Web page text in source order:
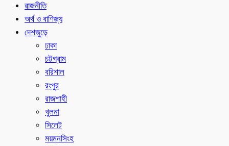
রাজনীতি
অর্থ ও বাণিজ্য
দেশজুড়ে
ঢাকা
চট্টগ্রাম
বরিশাল
রংপুর
রাজশাহী
খুলনা
সিলেট
ময়মনসিংহ